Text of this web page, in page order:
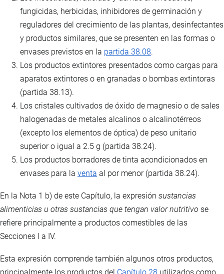
fungicidas, herbicidas, inhibidores de germinación y
reguladores del crecimiento de las plantas, desinfectantes
y productos similares, que se presenten en las formas o
envases previstos en la partida 38.08.
Los productos extintores presentados como cargas para
aparatos extintores o en granadas o bombas extintoras
(partida 38.13).
Los cristales cultivados de óxido de magnesio o de sales
halogenadas de metales alcalinos o alcalinotérreos
(excepto los elementos de óptica) de peso unitario
superior o igual a 2.5 g (partida 38.24).
Los productos borradores de tinta acondicionados en
envases para la venta al por menor (partida 38.24).
En la Nota 1 b) de este Capítulo, la expresión sustancias
alimenticias u otras sustancias que tengan valor nutritivo se
refiere principalmente a productos comestibles de las
Secciones I a IV.
Esta expresión comprende también algunos otros productos,